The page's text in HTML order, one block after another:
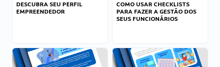
DESCUBRA SEU PERFIL
EMPREENDEDOR
COMO USAR CHECKLISTS
PARA FAZER A GESTÃO DOS
SEUS FUNCIONÁRIOS